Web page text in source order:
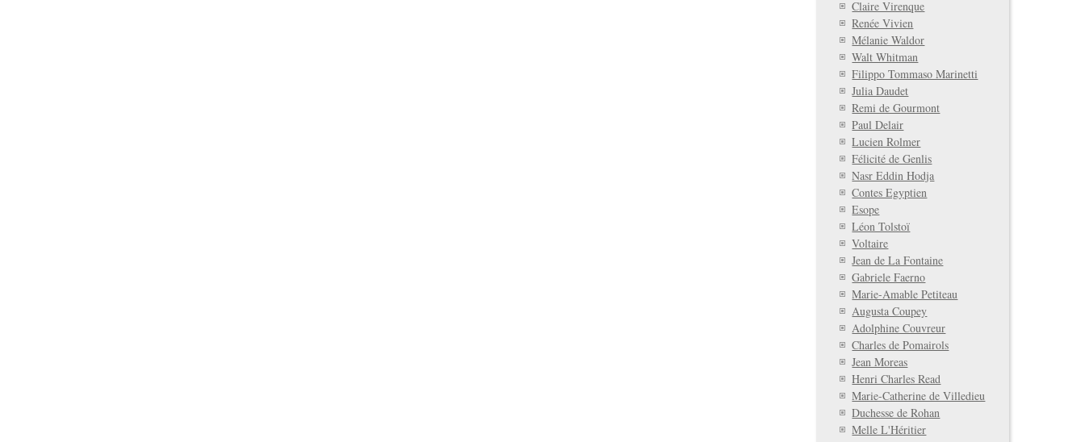
Claire Virenque
Renée Vivien
Mélanie Waldor
Walt Whitman
Filippo Tommaso Marinetti
Julia Daudet
Remi de Gourmont
Paul Delair
Lucien Rolmer
Félicité de Genlis
Nasr Eddin Hodja
Contes Egyptien
Esope
Léon Tolstoï
Voltaire
Jean de La Fontaine
Gabriele Faerno
Marie-Amable Petiteau
Augusta Coupey
Adolphine Couvreur
Charles de Pomairols
Jean Moreas
Henri Charles Read
Marie-Catherine de Villedieu
Duchesse de Rohan
Melle L'Héritier